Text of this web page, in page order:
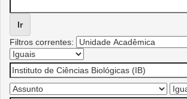
Filtros correntes: